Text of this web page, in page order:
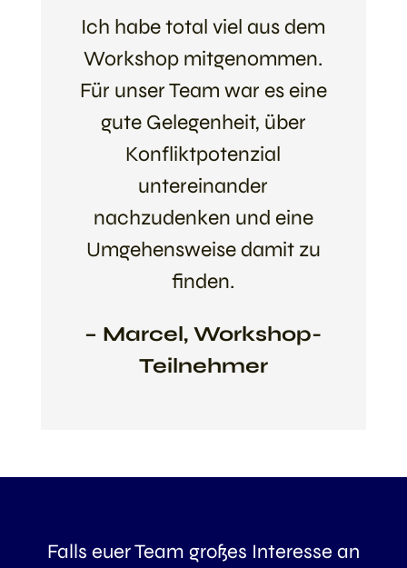
Ich habe total viel aus dem
Workshop mitgenommen.
Für unser Team war es eine
gute Gelegenheit, über
Konfliktpotenzial
untereinander
nachzudenken und eine
Umgehensweise damit zu
finden.
– Marcel, Workshop-
Teilnehmer
Falls euer Team großes Interesse an